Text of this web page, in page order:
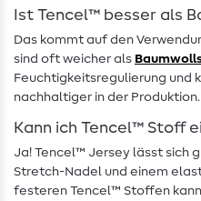
Ist Tencel™ besser als
Das kommt auf den
sind oft weicher als
Feuchtigkeitsregulierung und
nachhaltiger in der Produktion.
Kann ich Tencel™ Stoff
Ja! Tencel™ Jersey lässt sich
Stretch-Nadel und einem
festeren Tencel™ Stoffen